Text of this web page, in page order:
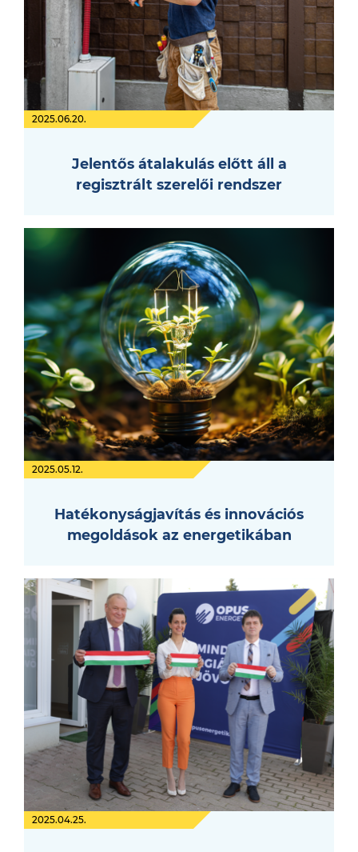
2025.06.20.
Jelentős átalakulás előtt áll a
regisztrált szerelői rendszer
2025.05.12.
Hatékonyságjavítás és innovációs
megoldások az energetikában
2025.04.25.